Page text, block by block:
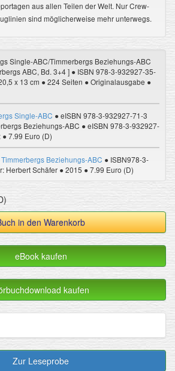
aus allen Teilen der Welt. Nur Crew-
sind möglicherweise mehr unterwegs.
Single-ABC/Timmerbergs Beziehungs-ABC
ABC, Bd. 3+4 ] ● ISBN 978-3-932927-35-
x 13 cm ● 224 Seiten ● Originalausgabe ●
Single-ABC ● eISBN 978-3-932927-71-3
Beziehungs-ABC ● eISBN 978-3-932927-
● 7.99 Euro (D)
Timmerbergs Beziehungs-ABC ● ISBN978-3-
Herbert Schäfer ● 2015 ● 7.99 Euro (D)
in den Warenkorb
eBook kaufen
kaufen
Zur Leseprobe